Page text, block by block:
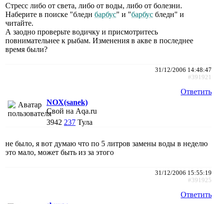
Стресс либо от света, либо от воды, либо от болезни.
Наберите в поиске "бледн барбус" и "барбус бледн" и
читайте.
А заодно проверьте водичку и присмотритесь
повнимательнее к рыбам. Изменения в акве в последнее
время были?
31/12/2006 14:48:47
#391921
Ответить
NOX(sanek)
Свой на Aqa.ru
3942 237 Тула
не было, я вот думаю что по 5 литров замены воды в неделю
это мало, может быть из за этого
31/12/2006 15:55:19
#391925
Ответить